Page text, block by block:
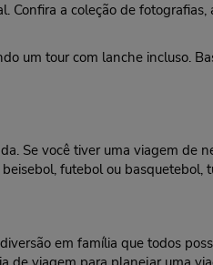
Confira a coleção de
um tour com lanche incluso.
Se você tiver uma viagem de
futebol ou basquetebol,
em família que todos